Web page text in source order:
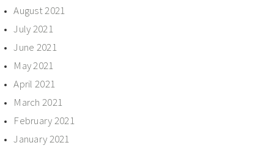
August 2021
July 2021
June 2021
May 2021
April 2021
March 2021
February 2021
January 2021